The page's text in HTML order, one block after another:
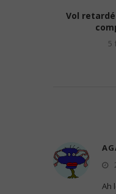
Vol
5
Ah